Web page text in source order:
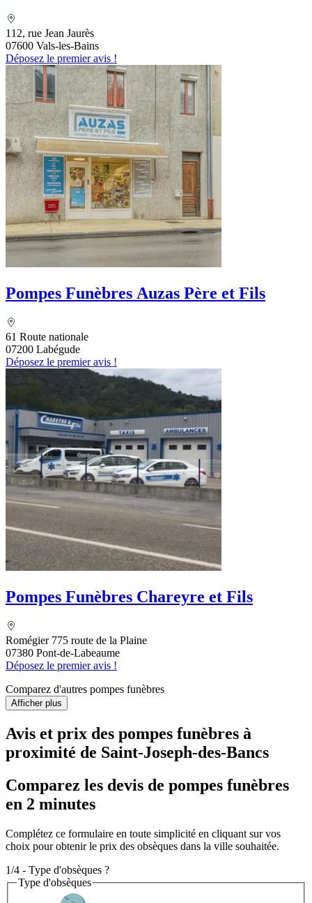
112, rue Jean Jaurès
07600 Vals-les-Bains
Déposez le premier avis !
Pompes Funèbres Auzas Père et Fils
61 Route nationale
07200 Labégude
Déposez le premier avis !
Pompes Funèbres Chareyre et Fils
Romégier 775 route de la Plaine
07380 Pont-de-Labeaume
Déposez le premier avis !
Comparez d'autres pompes funèbres
Afficher plus
Avis et prix des pompes funèbres à
proximité de Saint-Joseph-des-Bancs
Comparez les devis de pompes funèbres
en 2 minutes
Complétez ce formulaire en toute simplicité en cliquant sur vos
choix pour obtenir le prix des obsèques dans la ville souhaitée.
1/4 - Type d'obsèques ?
Type d'obsèques